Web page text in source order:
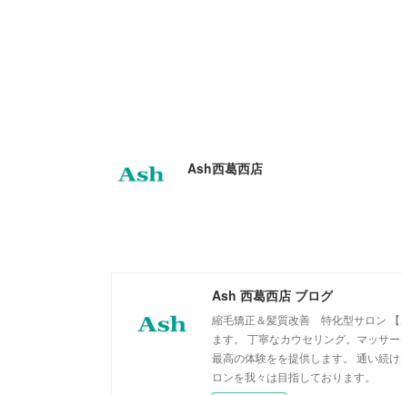
Ash西葛西店
Ash 西葛西店 ブログ
縮毛矯正＆髪質改善 特化型サロン 【
ます。 丁寧なカウセリング。マッサ
最高の体験をを提供します。 通い続
ロンを我々は目指しております。